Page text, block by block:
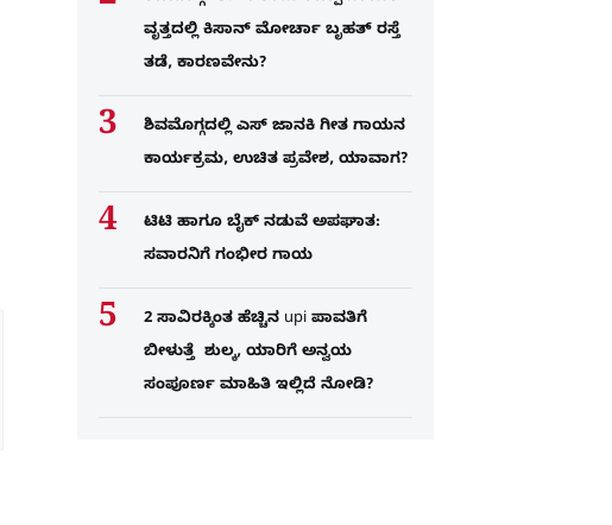
ವೃತ್ತದಲ್ಲಿ ಕಿಸಾನ್ ಮೋರ್ಚಾ ಬೃಹತ್ ರಸ್ತೆ
ತಡೆ, ಕಾರಣವೇನು?
ಶಿವಮೊಗ್ಗದಲ್ಲಿ ಎಸ್​ ಜಾನಕಿ ಗೀತ ಗಾಯನ
ಕಾರ್ಯಕ್ರಮ, ಉಚಿತ ಪ್ರವೇಶ, ಯಾವಾಗ?
ಟಿಟಿ ಹಾಗೂ ಬೈಕ್ ನಡುವೆ ಅಪಘಾತ:
ಸವಾರನಿಗೆ ಗಂಭೀರ ಗಾಯ
2 ಸಾವಿರಕ್ಕಿಂತ ಹೆಚ್ಚಿನ upi ಪಾವತಿಗೆ
ಬೀಳುತ್ತೆ ಶುಲ್ಕ, ಯಾರಿಗೆ ಅನ್ವಯ
ಸಂಪೂರ್ಣ ಮಾಹಿತಿ ಇಲ್ಲಿದೆ ನೋಡಿ?